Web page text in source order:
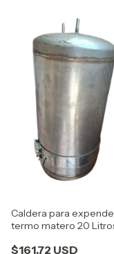
Caldera para
termo matero 20
$161.72 USD